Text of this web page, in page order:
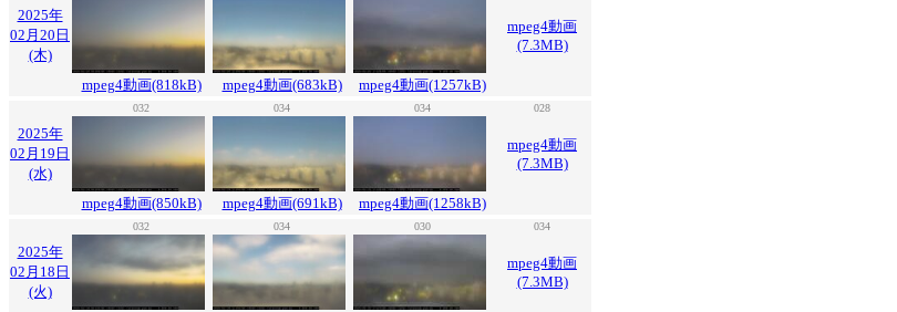
2025年
02月20日
(木)
mpeg4動画
(7.3MB)
mpeg4動画(818kB) mpeg4動画(683kB) mpeg4動画(1257kB)
032 034 034 028
2025年
02月19日
(水)
mpeg4動画
(7.3MB)
mpeg4動画(850kB) mpeg4動画(691kB) mpeg4動画(1258kB)
032 034 030 034
2025年
02月18日
(火)
mpeg4動画
(7.3MB)